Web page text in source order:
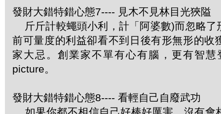
發財大錯特錯心態7---- 見木不見林目光狹隘
斤斤計較蠅頭小利，計「阿婆數)而忽略了
前可量度的利益卻看不到日後有形無形的收
家大忌。創業家不單有心有腦，更有智慧
picture。
發財大錯特錯心態8---- 看輕自己自廢武功